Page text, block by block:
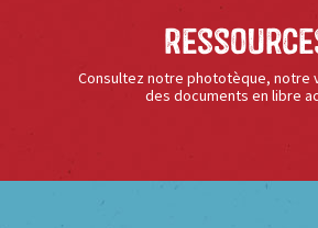
Consultez notre phototèque, notre
des documents en libre